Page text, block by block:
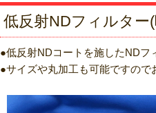
低反射NDフィルター
低反射NDコートを施したNDフ
サイズや丸加工も可能ですので